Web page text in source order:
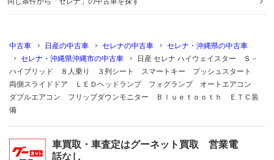
中古車 日産の中古車 セレナの中古車
セレナ・沖縄県の中古車
セレナ・沖縄県沖縄市の中古車
日産 セレナ ハイウェイスター Ｓ－
ハイブリッド ８人乗り ３列シート スマートキー プッシュスタート
両側スライドドア ＬＥＤヘッドランプ フォグランプ オートエアコン
ダブルエアコン フリップダウンモニター Ｂｌｕｅｔｏｏｔｈ ＥＴＣ装
備
車買取・車査定はグーネット買取 営業電
話なし